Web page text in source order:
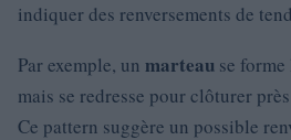
indiquer des renversements de
Par exemple, un marteau se
mais se redresse pour clôturer
Ce pattern suggère un possible